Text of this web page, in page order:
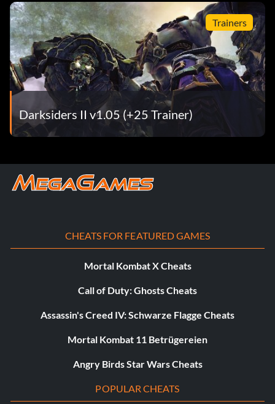
Trainers
Darksiders II v1.05 (+25 Trainer)
CHEATS FOR FEATURED GAMES
Mortal Kombat X Cheats
Call of Duty: Ghosts Cheats
Assassin's Creed IV: Schwarze Flagge Cheats
Mortal Kombat 11 Betrügereien
Angry Birds Star Wars Cheats
POPULAR CHEATS